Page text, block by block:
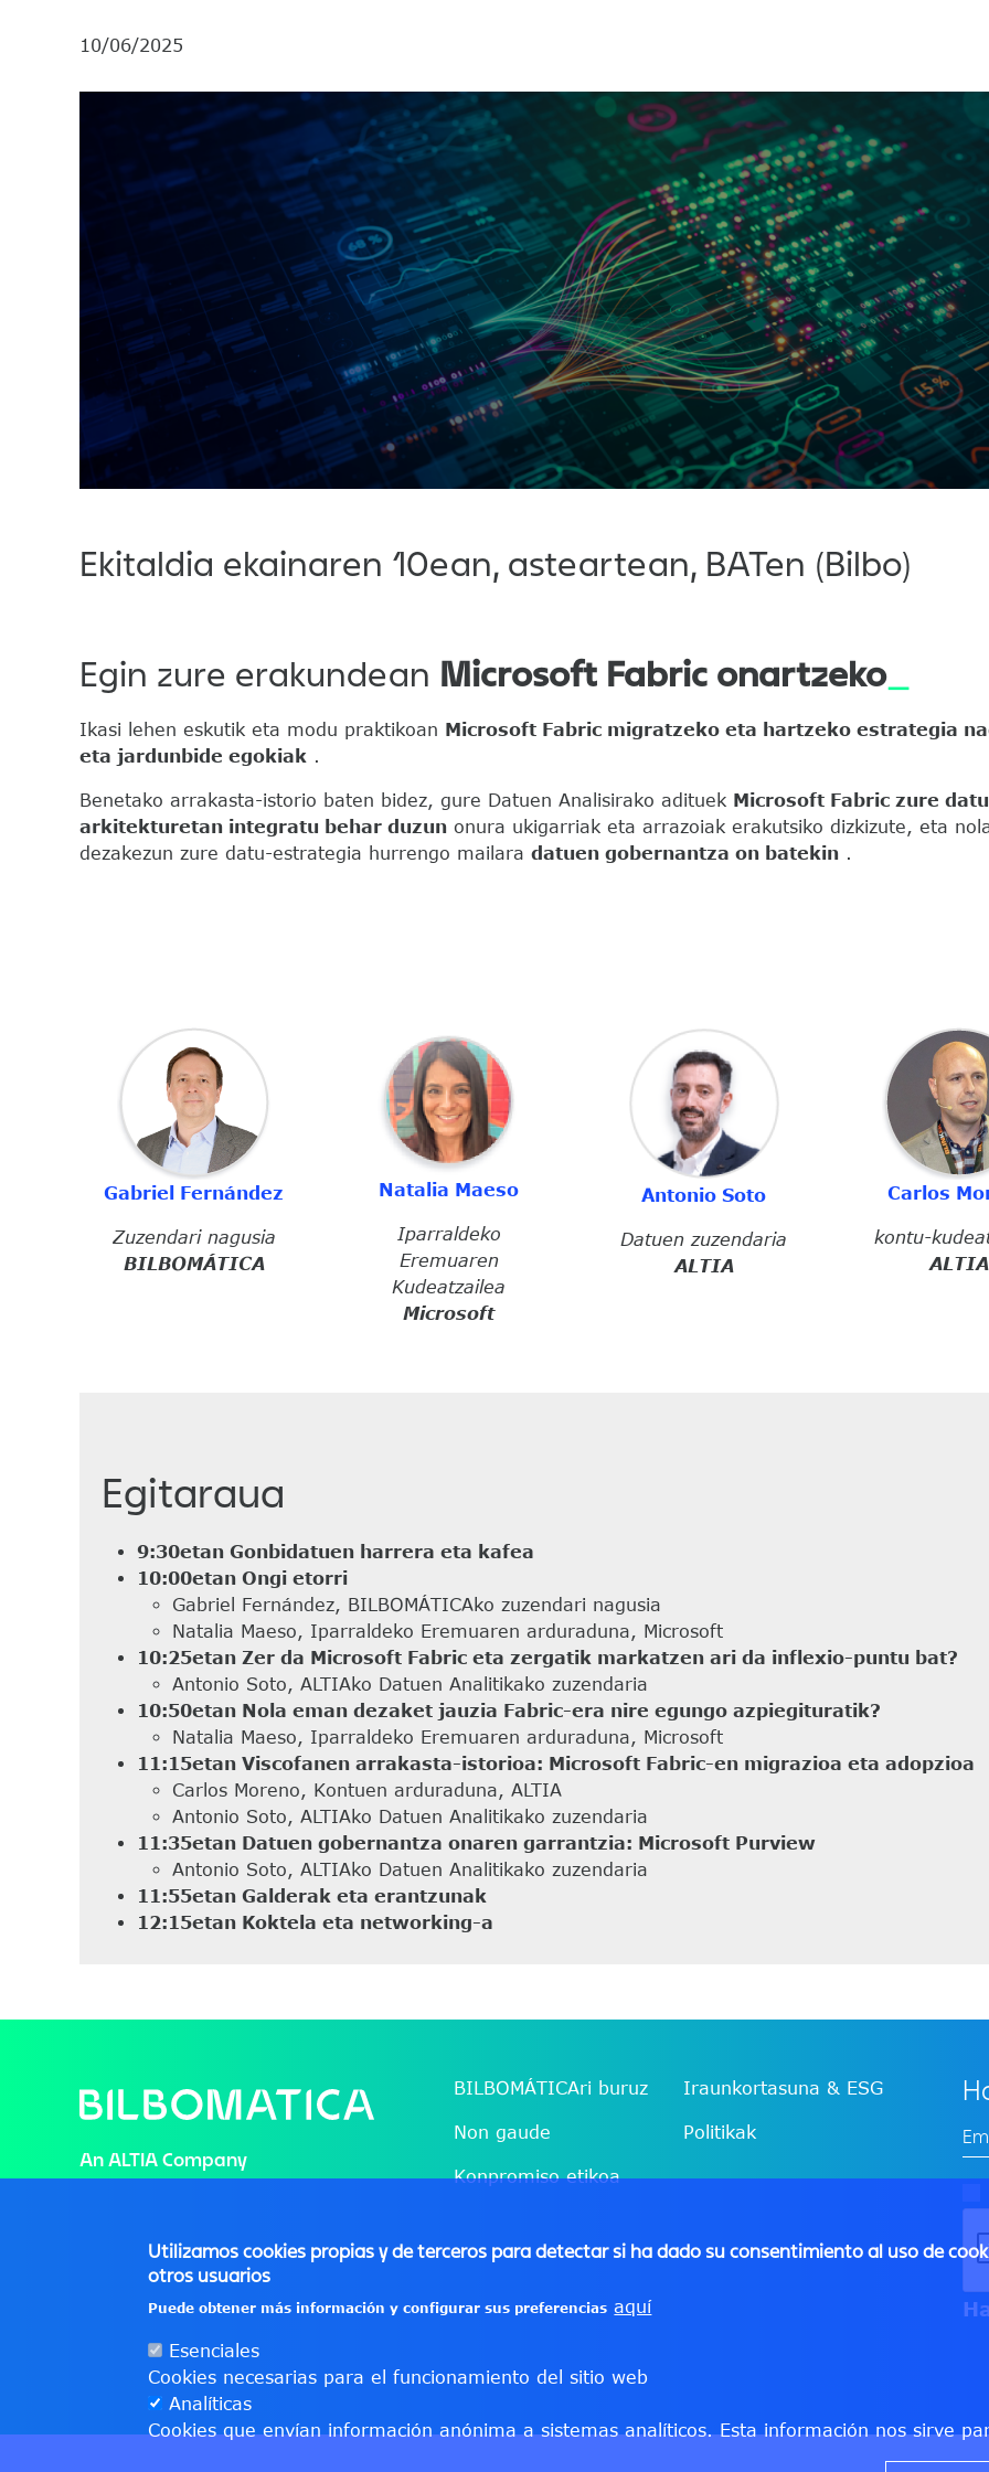
10/06/2025
Ekitaldia ekainaren 10ean, asteartean, BATen (Bilbo)
Egin zure erakundean Microsoft Fabric onartzeko
Ikasi lehen eskutik eta modu praktikoan Microsoft Fabric migratzeko eta hartzeko estrategia
eta jardunbide egokiak .
Benetako arrakasta-istorio baten bidez, gure Datuen Analisirako adituek Microsoft Fabric zure
arkitekturetan integratu behar duzun onura ukigarriak eta arrazoiak erakutsiko dizkizute, eta
dezakezun zure datu-estrategia hurrengo mailara datuen gobernantza on batekin .
Irudia
Gabriel Fernández
Zuzendari nagusia
BILBOMÁTICA
Irudia
Natalia Maeso
Iparraldeko
Eremuaren
Kudeatzailea
Microsoft
Irudia
Antonio Soto
Datuen zuzendaria
ALTIA
Irudia
Carlos
kontu-
ALTIA
Egitaraua
9:30etan Gonbidatuen harrera eta kafea
10:00etan Ongi etorri
Gabriel Fernández, BILBOMÁTICAko zuzendari nagusia
Natalia Maeso, Iparraldeko Eremuaren arduraduna, Microsoft
10:25etan Zer da Microsoft Fabric eta zergatik markatzen ari da inflexio-puntu bat?
Antonio Soto, ALTIAko Datuen Analitikako zuzendaria
10:50etan Nola eman dezaket jauzia Fabric-era nire egungo azpiegituratik?
Natalia Maeso, Iparraldeko Eremuaren arduraduna, Microsoft
11:15etan Viscofanen arrakasta-istorioa: Microsoft Fabric-en migrazioa eta adopzioa
Carlos Moreno, Kontuen arduraduna, ALTIA
Antonio Soto, ALTIAko Datuen Analitikako zuzendaria
11:35etan Datuen gobernantza onaren garrantzia: Microsoft Purview
Antonio Soto, ALTIAko Datuen Analitikako zuzendaria
11:55etan Galderak eta erantzunak
12:15etan Koktela eta networking-a
File
An ALTIA Company
BILBOMÁTICAri buruz
Non gaude
Konpromiso etikoa
Iraunkortasuna & ESG
Politikak
Utilizamos cookies propias y de terceros para detectar si ha dado su consentimiento al uso de
otros usuarios
Puede obtener más información y configurar sus preferencias aquí
Esenciales
Cookies necesarias para el funcionamiento del sitio web
Analíticas
Cookies que envían información anónima a sistemas analíticos. Esta información nos sirve